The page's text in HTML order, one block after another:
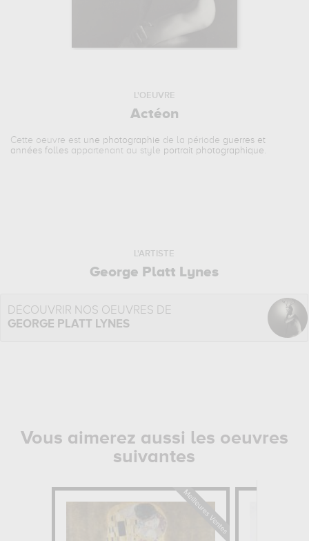
L'OEUVRE
Actéon
Cette oeuvre est une photographie de la période guerres et
années folles appartenant au style portrait photographique.
L'ARTISTE
George Platt Lynes
DÉCOUVRIR NOS OEUVRES DE
GEORGE PLATT LYNES
Vous aimerez aussi les oeuvres
suivantes